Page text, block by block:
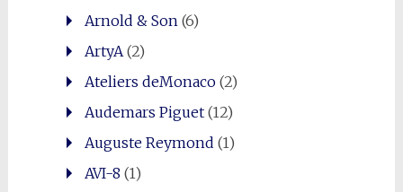
Arnold & Son (6)
ArtyA (2)
Ateliers deMonaco(2)
Audemars Piguet(12)
Auguste Reymond (1)
AVI-8 (1)